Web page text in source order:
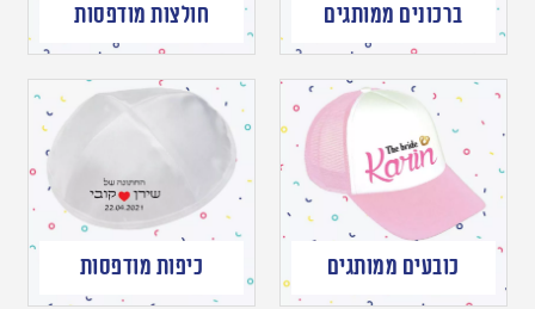
ברכונים ממותגים חולצות מודפסות
כובעים ממותגים כיפות מודפסות